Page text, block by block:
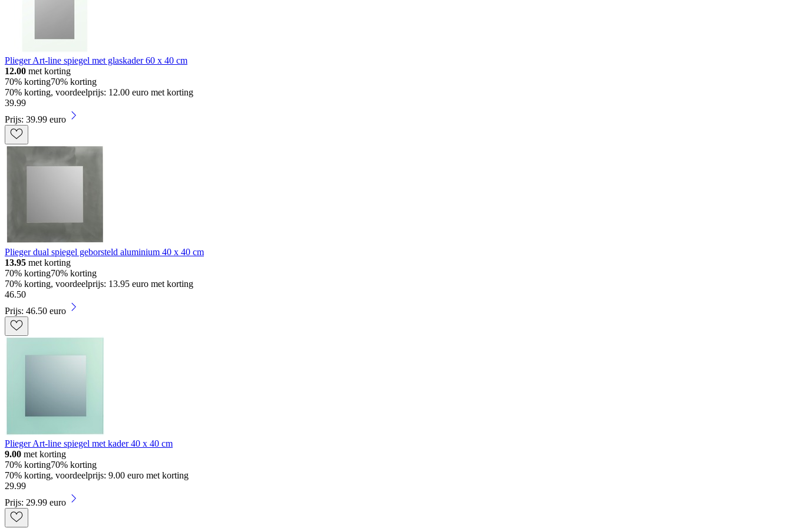
Plieger Art-line spiegel met glaskader 60 x 40 cm
12.00 met korting
70% korting70% korting
70% korting, voordeelprijs: 12.00 euro met korting
39.99
Prijs: 39.99 euro
Plieger dual spiegel geborsteld aluminium 40 x 40 cm
13.95 met korting
70% korting70% korting
70% korting, voordeelprijs: 13.95 euro met korting
46.50
Prijs: 46.50 euro
Plieger Art-line spiegel met kader 40 x 40 cm
9.00 met korting
70% korting70% korting
70% korting, voordeelprijs: 9.00 euro met korting
29.99
Prijs: 29.99 euro